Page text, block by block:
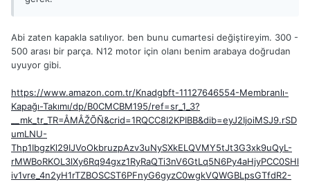
Abi zaten kapakla satılıyor. ben bunu cumartesi değiştireyim. 300 -
500 arası bir parça. N12 motor için olanı benim arabaya doğrudan
uyuyor gibi.
https://www.amazon.com.tr/Knadgbft-11127646554-Membranlı-
Kapağı-Takımı/dp/B0CMCBM195/ref=sr_1_3?
__mk_tr_TR=ÅMÅŽÕÑ&crid=1RQCC8I2KPIBB&dib=eyJ2IjoiMSJ9.rSD
umLNU-
Thp1IbgzKl29IJVoOkbruzpAzv3uNySXkELQVMY5tJt3G3xk9uQyL-
rMWBoRKOL3lXy6Rq94gxz1RyRaQTi3nV6GtLq5N6Py4aHjyPCC0SHl
iv1vre_4n2yH1rTZBOSCST6PFnyG6gyzC0wgkVQWGBLpsGTfdR2-